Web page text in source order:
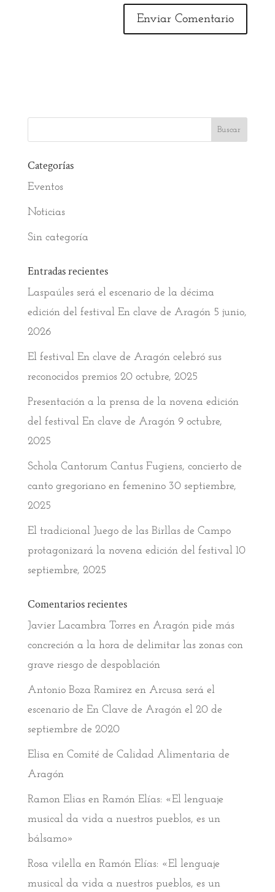
Categorías
Eventos
Noticias
Sin categoría
Entradas recientes
Laspaúles será el escenario de la décima
edición del festival En clave de Aragón 5 junio,
2026
El festival En clave de Aragón celebró sus
reconocidos premios 20 octubre, 2025
Presentación a la prensa de la novena edición
del festival En clave de Aragón 9 octubre,
2025
Schola Cantorum Cantus Fugiens, concierto de
canto gregoriano en femenino 30 septiembre,
2025
El tradicional Juego de las Birllas de Campo
protagonizará la novena edición del festival 10
septiembre, 2025
Comentarios recientes
Javier Lacambra Torresen Aragón pide más
concreción a la hora de delimitar las zonas con
grave riesgo de despoblación
Antonio Boza Ramirez en Arcusa será el
escenario de En Clave de Aragón el 20 de
septiembre de 2020
Elisa en Comité de Calidad Alimentaria de
Aragón
Ramon Eliasen Ramón Elías: «El lenguaje
musical da vida a nuestros pueblos, es un
bálsamo»
Rosa vilella en Ramón Elías: «El lenguaje
musical da vida a nuestros pueblos, es un